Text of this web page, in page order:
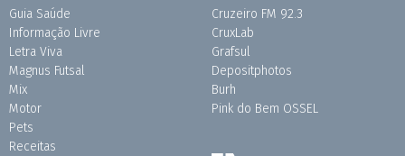
Guia Saúde
Informação Livre
Letra Viva
Magnus Futsal
Mix
Motor
Pets
Receitas
Cruzeiro FM 92.3
CruxLab
Grafsul
Depositphotos
Burh
Pink do Bem OSSEL